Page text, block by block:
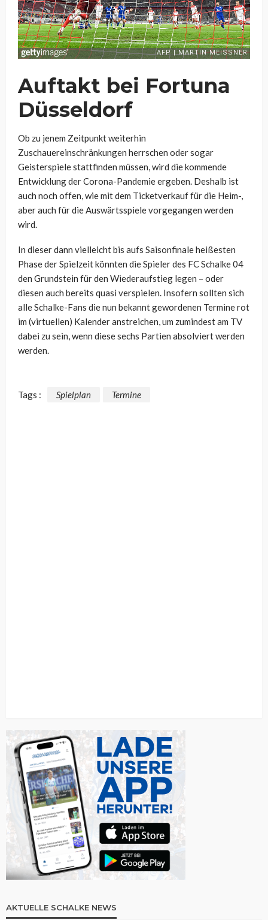
Auftakt bei Fortuna
Düsseldorf
Ob zu jenem Zeitpunkt weiterhin
Zuschauereinschränkungen herrschen oder sogar
Geisterspiele stattfinden müssen, wird die kommende
Entwicklung der Corona-Pandemie ergeben. Deshalb ist
auch noch offen, wie mit dem Ticketverkauf für die Heim-,
aber auch für die Auswärtsspiele vorgegangen werden
wird.
In dieser dann vielleicht bis aufs Saisonfinale heißesten
Phase der Spielzeit könnten die Spieler des FC Schalke 04
den Grundstein für den Wiederaufstieg legen – oder
diesen auch bereits quasi verspielen. Insofern sollten sich
alle Schalke-Fans die nun bekannt gewordenen Termine rot
im (virtuellen) Kalender anstreichen, um zumindest am TV
dabei zu sein, wenn diese sechs Partien absolviert werden
werden.
Tags : Spielplan Termine
AKTUELLE SCHALKE NEWS